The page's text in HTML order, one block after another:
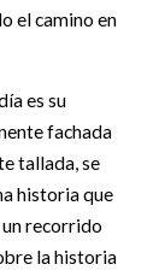
el camino en
es su
fachada
tallada, se
historia que
recorrido
la historia